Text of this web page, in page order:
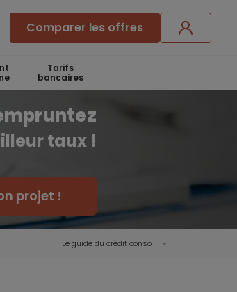
Comparer les offres
Tarifs
bancaires
taux !
projet !
Le guide du crédit conso